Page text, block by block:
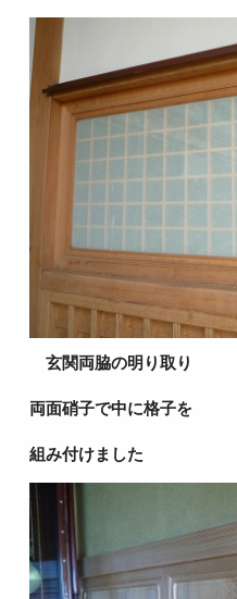
玄関両脇の明り取り
両面硝子で中に格子を
組み付けました